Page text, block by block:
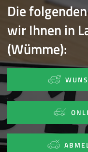
Die
wir Ihnen in
(Wümme):